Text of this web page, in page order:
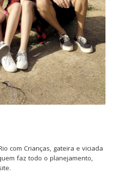
com Crianças, gateira e viciada
faz todo o planejamento,